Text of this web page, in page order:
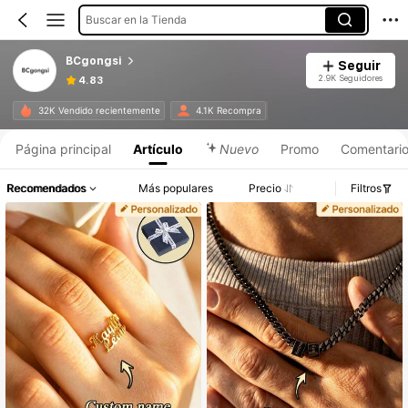
Buscar en la Tienda
BCgongsi
4.83
Seguir
2.9K Seguidores
32K Vendido recientemente 4.1K Recompra
Página principal Artículo Nuevo Promo
Recomendados Más populares Precio Filtros